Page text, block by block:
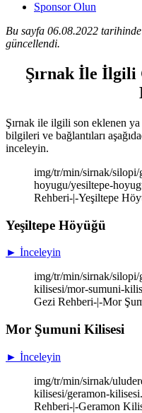
Sponsor Olun
Bu sayfa 06.08.2022
güncellendi.
Şırnak İle İlgili
Şırnak ile ilgili son eklenen ya
bilgileri ve bağlantıları
inceleyin.
img/tr/min/sirnak/silopi/
hoyugu/yesiltepe-
Rehberi-|-Yeşiltepe
Yeşiltepe Höyüğü
► İnceleyin
img/tr/min/sirnak/
kilisesi/mor-sumuni-
Gezi Rehberi-|-Mor
Mor Şumuni Kilisesi
► İnceleyin
img/tr/min/sirnak/
kilisesi/geramon-
Rehberi-|-Geramon